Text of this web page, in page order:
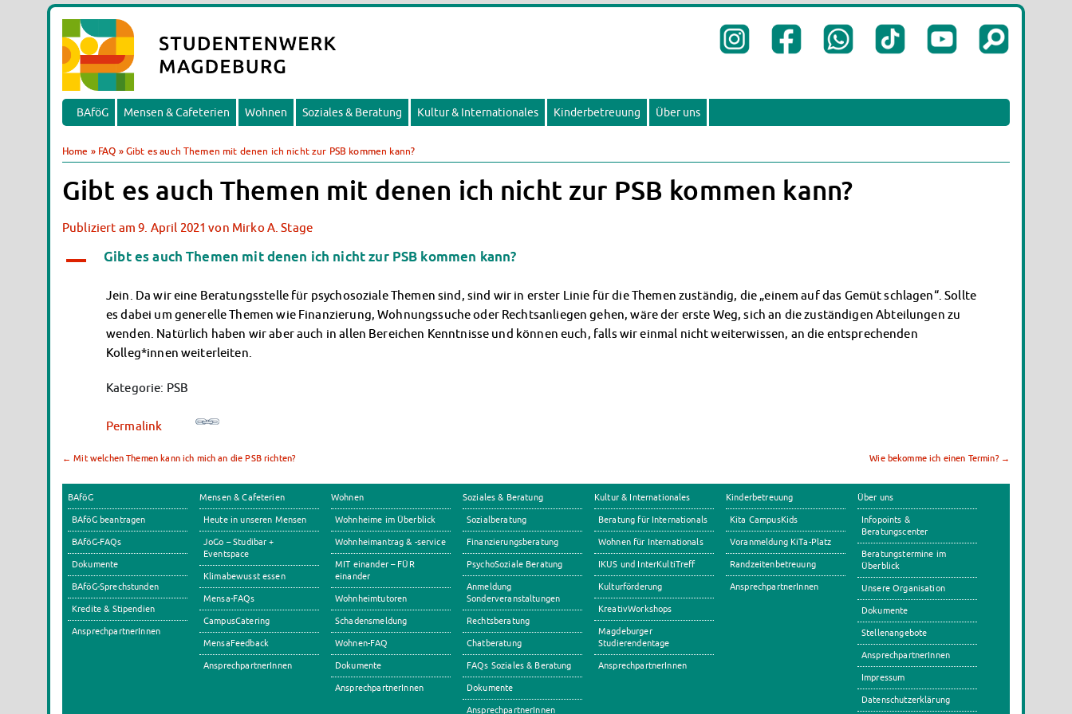
BAföG Mensen & Cafeterien Wohnen Soziales & Beratung Kultur & Internationales Kinderbetreuung Über uns
Home » FAQ »Gibt es auch Themen mit denen ich nicht zur PSB kommen kann?
Gibt es auch Themen mit denen ich nicht zur PSB kommen kann?
Publiziert am 9. April 2021 von Mirko A. Stage
A Gibt es auch Themen mit denen ich nicht zur PSB kommen kann?
Jein. Da wir eine Beratungsstelle für psychosoziale Themen sind, sind wir in erster Linie für die Themen zuständig, die „einem auf das Gemüt schlagen“. Sollte
es dabei um generelle Themen wie Finanzierung, Wohnungssuche oder Rechtsanliegen gehen, wäre der erste Weg, sich an die zuständigen Abteilungen zu
wenden. Natürlich haben wir aber auch in allen Bereichen Kenntnisse und können euch, falls wir einmal nicht weiterwissen, an die entsprechenden
Kolleg*innen weiterleiten.
Kategorie: PSB
Permalink
← Mit welchen Themen kann ich mich an die PSB richten? Wie bekomme ich einen Termin? →
BAföG
BAföG beantragen
BAföG-FAQs
Dokumente
BAföG-Sprechstunden
Kredite & Stipendien
AnsprechpartnerInnen
Mensen & Cafeterien
Heute in unseren Mensen
JoGo – Studibar +
Eventspace
Klimabewusst essen
Mensa-FAQs
CampusCatering
MensaFeedback
AnsprechpartnerInnen
Wohnen
Wohnheime im Überblick
Wohnheimantrag & -service
MIT einander – FÜR
einander
Wohnheimtutoren
Schadensmeldung
Wohnen-FAQ
Dokumente
AnsprechpartnerInnen
Soziales & Beratung
Sozialberatung
Finanzierungsberatung
PsychoSoziale Beratung
Anmeldung
Sonderveranstaltungen
Rechtsberatung
Chatberatung
FAQs Soziales & Beratung
Dokumente
AnsprechpartnerInnen
Kultur & Internationales
Beratung für Internationals
Wohnen für Internationals
IKUS und InterKultiTreff
Kulturförderung
KreativWorkshops
Magdeburger
Studierendentage
AnsprechpartnerInnen
Kinderbetreuung
Kita CampusKids
Voranmeldung KiTa-Platz
Randzeitenbetreuung
AnsprechpartnerInnen
Über uns
Infopoints &
Beratungscenter
Beratungstermine im
Überblick
Unsere Organisation
Dokumente
Stellenangebote
AnsprechpartnerInnen
Impressum
Datenschutzerklärung